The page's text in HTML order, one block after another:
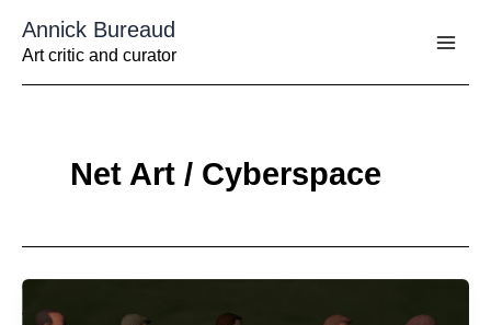
contenu
Annick Bureaud
Art critic and curator
Net Art / Cyberspace